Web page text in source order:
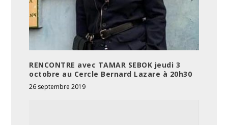
RENCONTRE avec TAMAR SEBOK jeudi 3
octobre au Cercle Bernard Lazare à 20h30
26 septembre 2019